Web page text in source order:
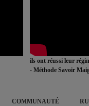
ils ont réussi leur
- Méthode Savoir
COMMUNAUTÉ